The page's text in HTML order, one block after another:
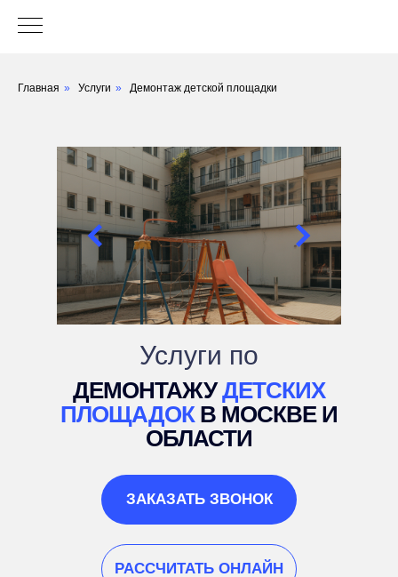
Главная » Услуги » Демонтаж детской площадки
Услуги по
ДЕМОНТАЖУДЕТСКИХ
ПЛОЩАДОКВ МОСКВЕ И
ОБЛАСТИ
ЗАКАЗАТЬ ЗВОНОК
РАССЧИТАТЬ ОНЛАЙН